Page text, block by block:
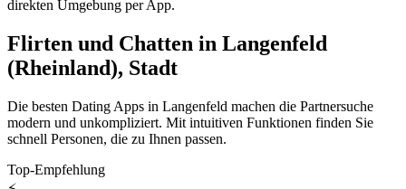
direkten Umgebung per App.
Flirten und Chatten in Langenfeld
(Rheinland), Stadt
Die besten Dating Apps in Langenfeld machen die Partnersuche
modern und unkompliziert. Mit intuitiven Funktionen finden Sie
schnell Personen, die zu Ihnen passen.
Top-Empfehlung